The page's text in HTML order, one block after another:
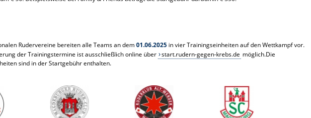
Rudervereine bereiten alle Teams an dem01.06.2025 in vier Trainingseinheiten auf den Wettkampf vor.
der Trainingstermine ist ausschließlich online über start.rudern-gegen-krebs.de möglich.Die
sind in der Startgebühr enthalten.